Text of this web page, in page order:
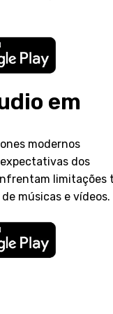
em
modernos
dos
limitações
músicas e vídeos.